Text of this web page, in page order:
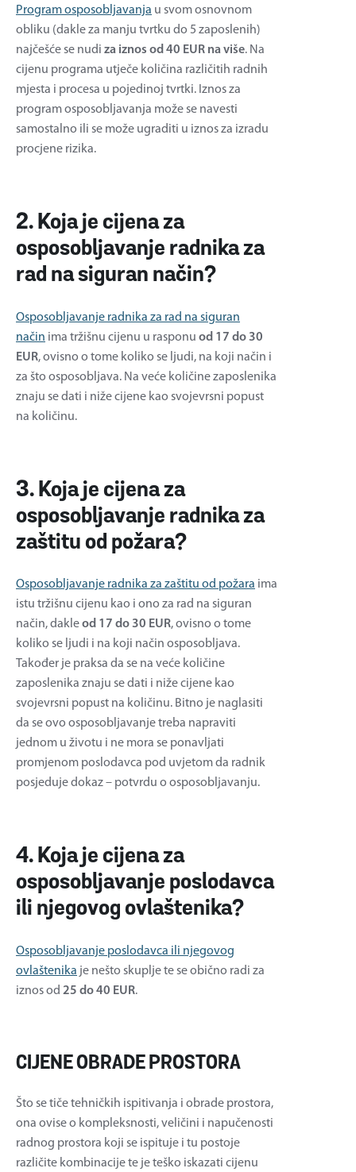
Program osposobljavanja u svom osnovnom
obliku (dakle za manju tvrtku do 5 zaposlenih)
najčešće se nudi za iznos od 40 EUR na više. Na
cijenu programa utječe količina različitih radnih
mjesta i procesa u pojedinoj tvrtki. Iznos za
program osposobljavanja može se navesti
samostalno ili se može ugraditi u iznos za izradu
procjene rizika.
2. Koja je cijena za
osposobljavanje radnika za
rad na siguran način?
Osposobljavanje radnika za rad na siguran
način ima tržišnu cijenu u rasponu od 17 do 30
EUR, ovisno o tome koliko se ljudi, na koji način i
za što osposobljava. Na veće količine zaposlenika
znaju se dati i niže cijene kao svojevrsni popust
na količinu.
3. Koja je cijena za
osposobljavanje radnika za
zaštitu od požara?
Osposobljavanje radnika za zaštitu od požara ima
istu tržišnu cijenu kao i ono za rad na siguran
način, dakleod 17 do 30 EUR, ovisno o tome
koliko se ljudi i na koji način osposobljava.
Također je praksa da se na veće količine
zaposlenika znaju se dati i niže cijene kao
svojevrsni popust na količinu. Bitno je naglasiti
da se ovo osposobljavanje treba napraviti
jednom u životu i ne mora se ponavljati
promjenom poslodavca pod uvjetom da radnik
posjeduje dokaz – potvrdu o osposobljavanju.
4. Koja je cijena za
osposobljavanje poslodavca
ili njegovog ovlaštenika?
Osposobljavanje poslodavca ili njegovog
ovlaštenika je nešto skuplje te se obično radi za
iznos od 25 do 40 EUR.
CIJENE OBRADE PROSTORA
Što se tiče tehničkih ispitivanja i obrade prostora,
ona ovise o kompleksnosti, veličini i napučenosti
radnog prostora koji se ispituje i tu postoje
različite kombinacije te je teško iskazati cijenu